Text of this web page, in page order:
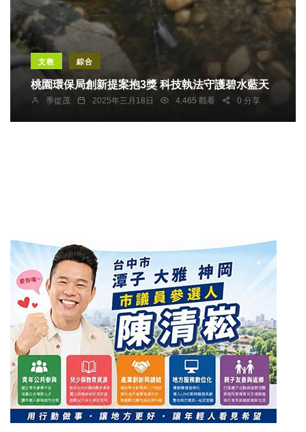
文教 綜合
桃園環保局創新提案抱3獎 科技執法守護碧水藍天
季從茂 2025年三月18日 4,465 觀看 0 分享